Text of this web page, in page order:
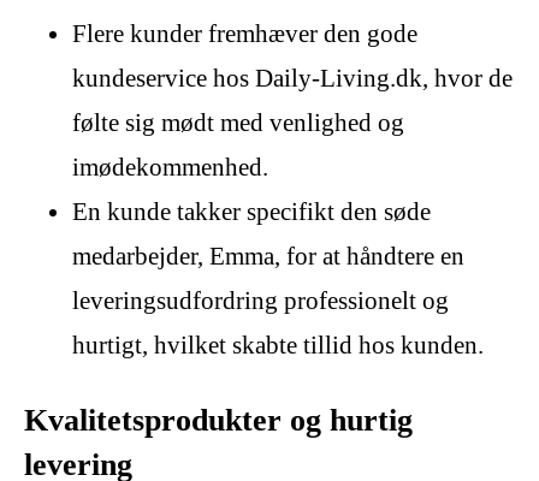
Flere kunder fremhæver den gode
kundeservice hos Daily-Living.dk, hvor de
følte sig mødt med venlighed og
imødekommenhed.
En kunde takker specifikt den søde
medarbejder, Emma, for at håndtere en
leveringsudfordring professionelt og
hurtigt, hvilket skabte tillid hos kunden.
Kvalitetsprodukter og hurtig
levering